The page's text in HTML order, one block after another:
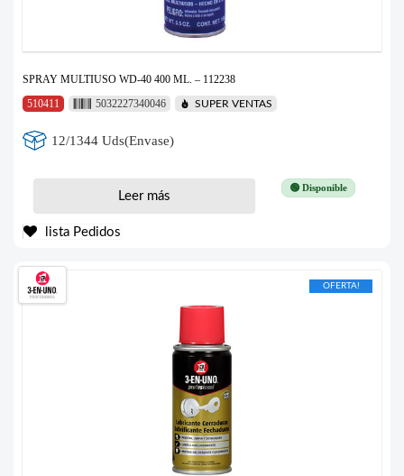
SPRAY MULTIUSO WD-40 400 ML. – 112238
510411
5032227340046 SUPER VENTAS
12/1344 Uds(Envase)
🟢 Disponible
Leer más
lista Pedidos
OFERTA!